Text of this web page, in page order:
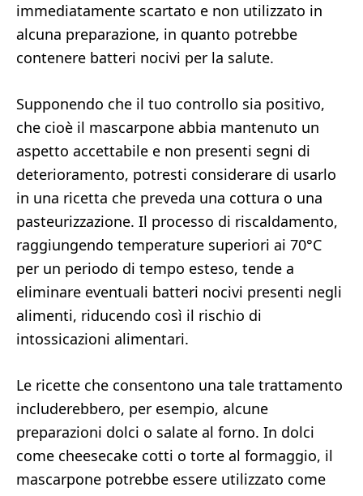
immediatamente scartato e non utilizzato in
alcuna preparazione, in quanto potrebbe
contenere batteri nocivi per la salute.
Supponendo che il tuo controllo sia positivo,
che cioè il mascarpone abbia mantenuto un
aspetto accettabile e non presenti segni di
deterioramento, potresti considerare di usarlo
in una ricetta che preveda una cottura o una
pasteurizzazione. Il processo di riscaldamento,
raggiungendo temperature superiori ai 70°C
per un periodo di tempo esteso, tende a
eliminare eventuali batteri nocivi presenti negli
alimenti, riducendo così il rischio di
intossicazioni alimentari.
Le ricette che consentono una tale trattamento
includerebbero, per esempio, alcune
preparazioni dolci o salate al forno. In dolci
come cheesecake cotti o torte al formaggio, il
mascarpone potrebbe essere utilizzato come